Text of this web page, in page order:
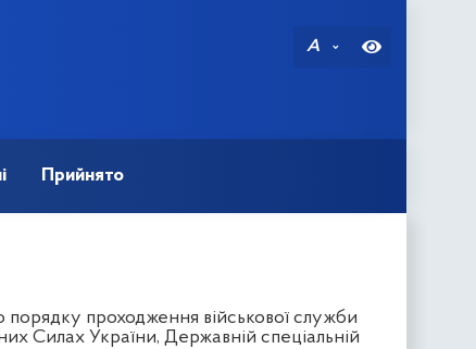
A
Прийнято
проходження військової служби
Силах України, Державній спеціальній